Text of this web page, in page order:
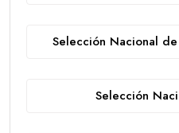
Selección Nacional
Selección